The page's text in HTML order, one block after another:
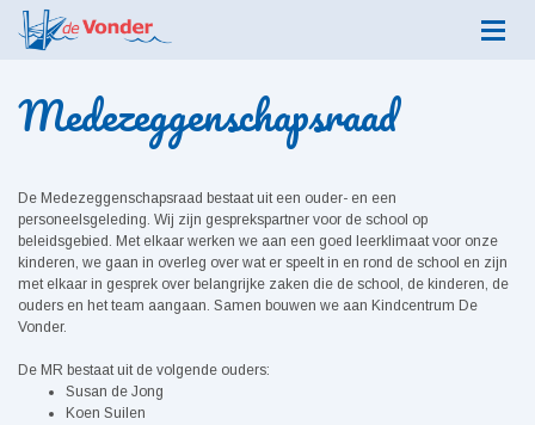
Medezeggenschapsraad
De Medezeggenschapsraad bestaat uit een ouder- en een
personeelsgeleding. Wij zijn gesprekspartner voor de school op
beleidsgebied. Met elkaar werken we aan een goed leerklimaat voor onze
kinderen, we gaan in overleg over wat er speelt in en rond de school en zijn
met elkaar in gesprek over belangrijke zaken die de school, de kinderen, de
ouders en het team aangaan. Samen bouwen we aan Kindcentrum De
Vonder.
De MR bestaat uit de volgende ouders:
Susan de Jong
Koen Suilen